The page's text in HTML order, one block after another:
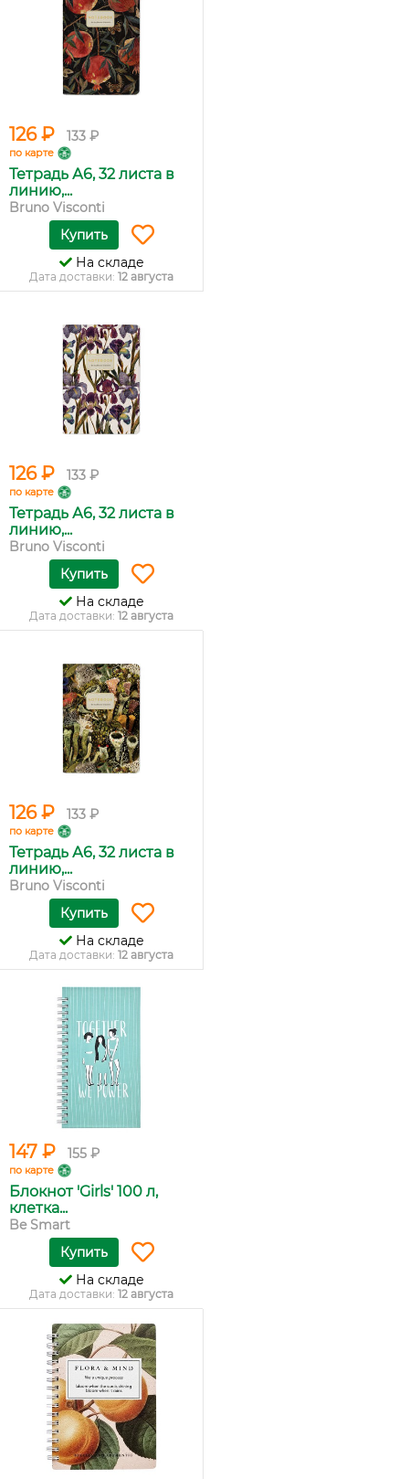
126 ₽ 133 ₽
по карте
Тетрадь А6, 32 листа в
линию,...
Bruno Visconti
Купить
На складе
Дата доставки: 12 августа
126 ₽ 133 ₽
по карте
Тетрадь А6, 32 листа в
линию,...
Bruno Visconti
Купить
На складе
Дата доставки: 12 августа
126 ₽ 133 ₽
по карте
Тетрадь А6, 32 листа в
линию,...
Bruno Visconti
Купить
На складе
Дата доставки: 12 августа
147 ₽ 155 ₽
по карте
Блокнот 'Girls' 100 л,
клетка...
Be Smart
Купить
На складе
Дата доставки: 12 августа